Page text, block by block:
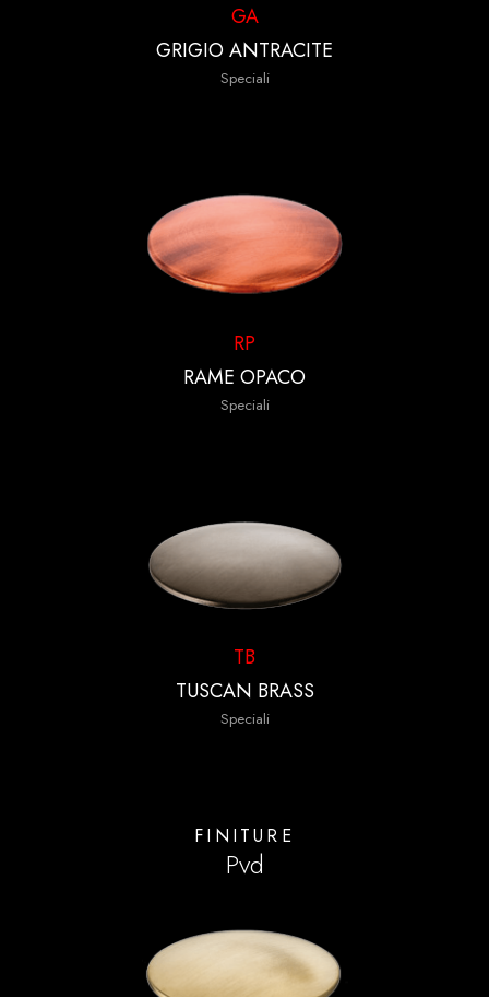
GA
GRIGIO ANTRACITE
Speciali
RP
RAME OPACO
Speciali
TB
TUSCAN BRASS
Speciali
FINITURE
Pvd